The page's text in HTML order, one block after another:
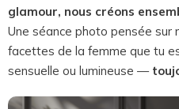
glamour, nous créons
Une séance photo pensée sur
facettes de la femme que tu
sensuelle ou lumineuse —